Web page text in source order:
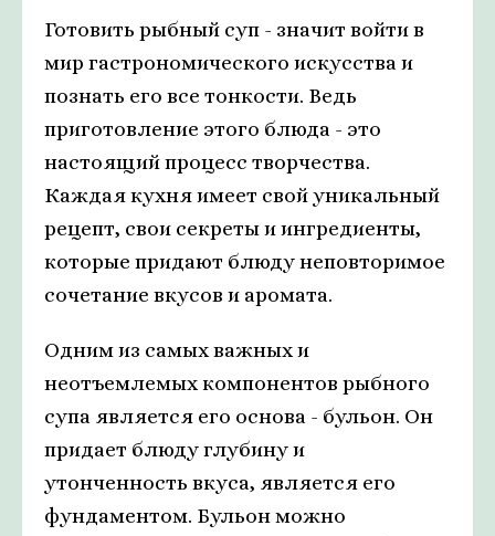
Готовить рыбный суп - значит войти в
мир гастрономического искусства и
познать его все тонкости. Ведь
приготовление этого блюда - это
настоящий процесс творчества.
Каждая кухня имеет свой уникальный
рецепт, свои секреты и ингредиенты,
которые придают блюду неповторимое
сочетание вкусов и аромата.
Одним из самых важных и
неотъемлемых компонентов рыбного
супа является его основа - бульон. Он
придает блюду глубину и
утонченность вкуса, является его
фундаментом. Бульон можно